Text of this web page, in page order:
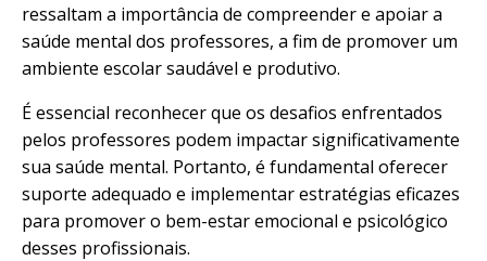
ressaltam a importância de compreender e apoiar a
saúde mental dos professores, a fim de promover um
ambiente escolar saudável e produtivo.
É essencial reconhecer que os desafios enfrentados
pelos professores podem impactar significativamente
sua saúde mental. Portanto, é fundamental oferecer
suporte adequado e implementar estratégias eficazes
para promover o bem-estar emocional e psicológico
desses profissionais.